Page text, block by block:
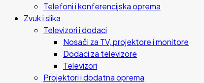
Telefoni i konferencijska oprema
Zvuk i slika
Televizori i dodaci
Nosači za TV, projektore i monitore
Dodaci za televizore
Televizori
Projektori i dodatna oprema